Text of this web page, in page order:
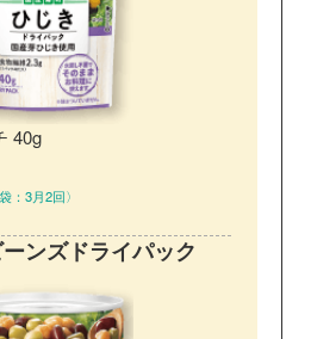
40g
袋：3月2回〉
ンズドライパック